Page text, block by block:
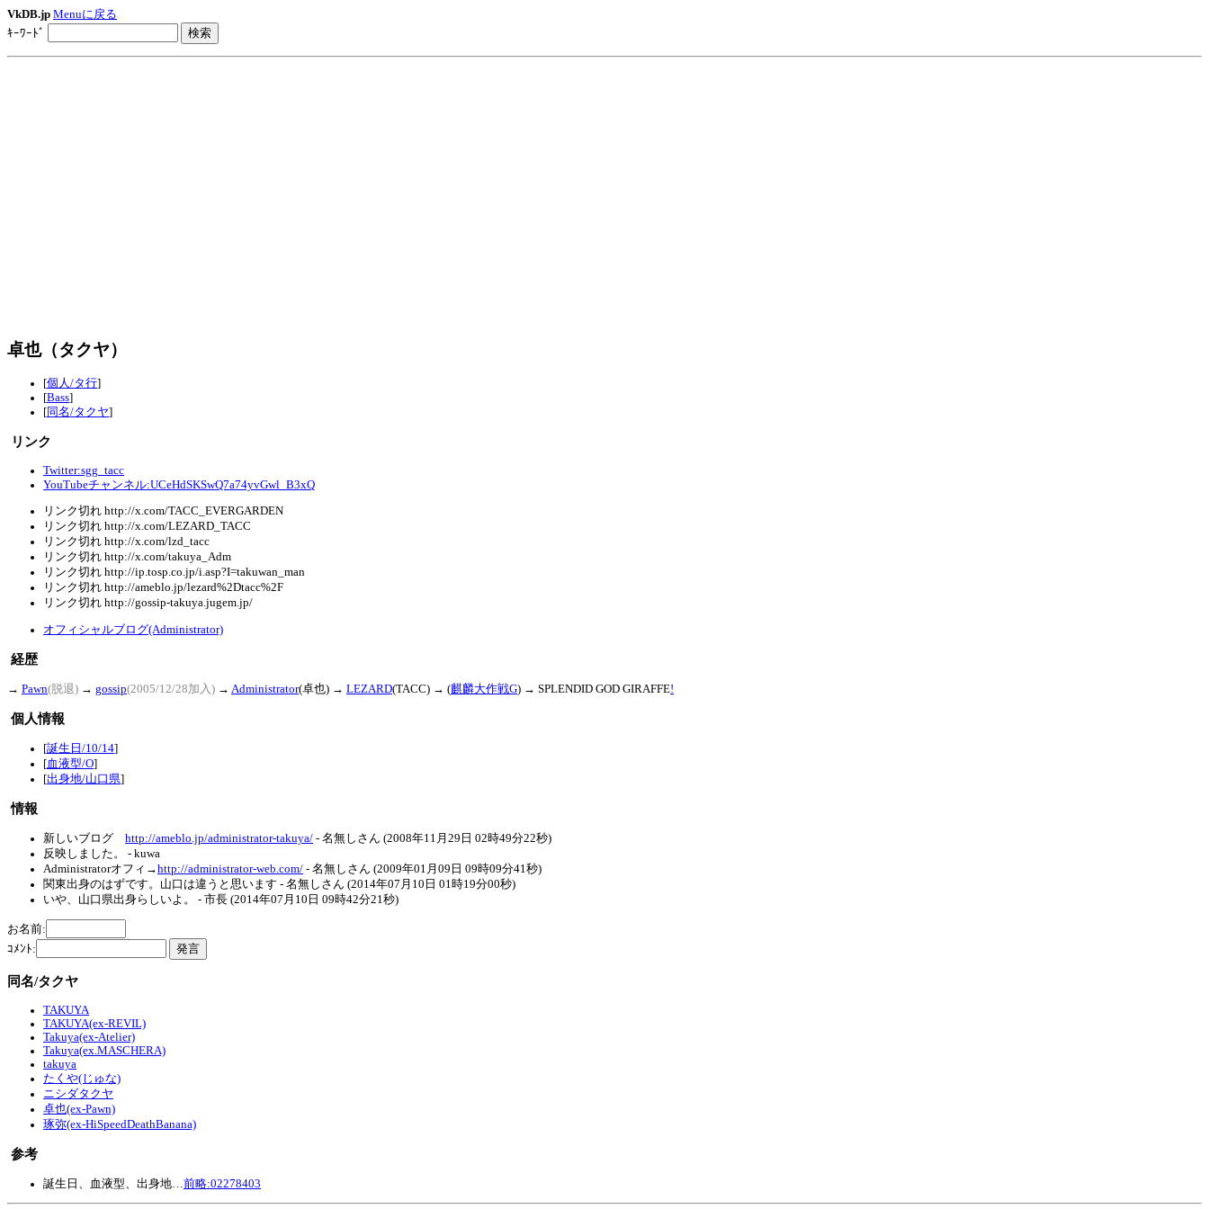
VkDB.jp Menuに戻る
ｷｰﾜｰﾄﾞ
卓也（タクヤ）
[個人/タ行]
[Bass]
[同名/タクヤ]
リンク
Twitter:sgg_tacc
YouTubeチャンネル:UCeHdSKSwQ7a74yvGwl_B3xQ
リンク切れ http://x.com/TACC_EVERGARDEN
リンク切れ http://x.com/LEZARD_TACC
リンク切れ http://x.com/lzd_tacc
リンク切れ http://x.com/takuya_Adm
リンク切れ http://ip.tosp.co.jp/i.asp?I=takuwan_man
リンク切れ http://ameblo.jp/lezard%2Dtacc%2F
リンク切れ http://gossip-takuya.jugem.jp/
オフィシャルブログ(Administrator)
経歴
→ Pawn(脱退) → gossip(2005/12/28加入) → Administrator(卓也) → LEZARD(TACC) → (麒麟大作戦G) → SPLENDID GOD GIRAFFE!
個人情報
[誕生日/10/14]
[血液型/O]
[出身地/山口県]
情報
新しいブログ http://ameblo.jp/administrator-takuya/ - 名無しさん (2008年11月29日 02時49分22秒)
反映しました。 - kuwa
Administratorオフィ→http://administrator-web.com/ - 名無しさん (2009年01月09日 09時09分41秒)
関東出身のはずです。山口は違うと思います - 名無しさん (2014年07月10日 01時19分00秒)
いや、山口県出身らしいよ。 - 市長 (2014年07月10日 09時42分21秒)
お名前:
ｺﾒﾝﾄ:
同名/タクヤ
TAKUYA
TAKUYA(ex-REVIL)
Takuya(ex-Atelier)
Takuya(ex.MASCHERA)
takuya
たくや(じゅな)
ニシダタクヤ
卓也(ex-Pawn)
琢弥(ex-HiSpeedDeathBanana)
参考
誕生日、血液型、出身地… 前略:02278403